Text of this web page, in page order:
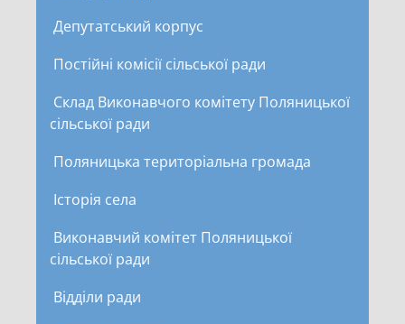
Депутатський корпус
Постійні комісії сільської ради
Склад Виконавчого комітету Поляницької
сільської ради
Поляницька територіальна громада
Історія села
Виконавчий комітет Поляницької
сільської ради
Відділи ради